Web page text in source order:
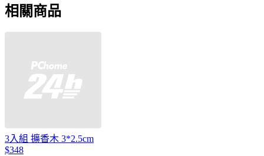
相關商品
3入組 擴香木 3*2.5cm
$348